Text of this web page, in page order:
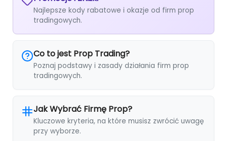
Najlepsze kody rabatowe i okazje od firm prop
tradingowych.
Co to jest Prop Trading?
Poznaj podstawy i zasady działania firm prop
tradingowych.
Jak Wybrać Firmę Prop?
Kluczowe kryteria, na które musisz zwrócić uwagę
przy wyborze.